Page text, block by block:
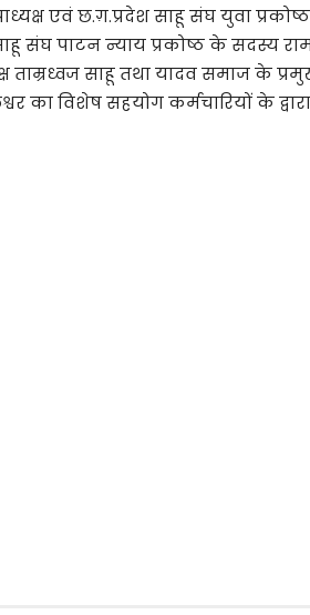
एवं छ.ग़.प्रदेश साहू संघ युवा
संघ पाटन न्याय प्रकोष्ठ के सदस्य
ताम्रध्वज साहू तथा यादव समाज के
का विशेष सहयोग कर्मचारियों के